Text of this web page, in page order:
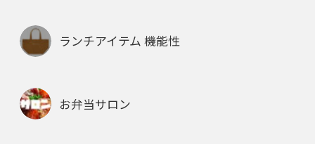
ランチアイテム 機能性
お弁当サロン